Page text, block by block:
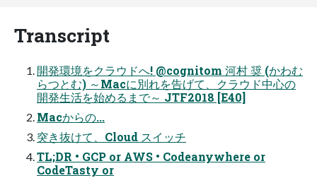
Transcript
開発環境をクラウドへ! @cognitom 河村 奨 (かわむ
らつとむ) ～Macに別れを告げて、クラウド中心の
開発生活を始めるまで～ JTF2018 [E40]
Macからの...
突き抜けて、Cloud スイッチ
TL;DR • GCP or AWS • Codeanywhere or
CodeTasty or